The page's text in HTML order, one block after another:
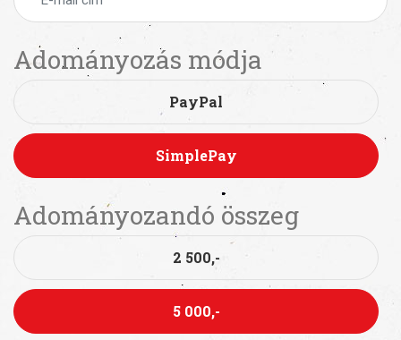
Adományozás módja
PayPal
SimplePay
Adományozandó összeg
2 500,-
5 000,-